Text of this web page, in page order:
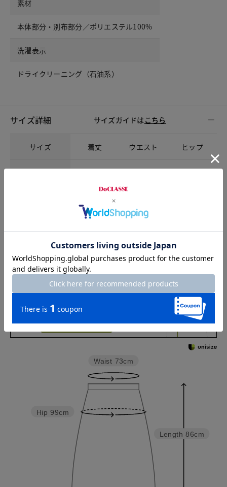
素材
本体部分・別布部分／ポリエステル100%
洗濯表示
ドライクリーニング（石油系）
サイズ詳細 サイズガイドは こちら
サイズ 着丈 ウエスト ヒップ
チャット相談をする 店頭在庫を見る
Try this item on
Length 86cm
Hip 99cm
Waist 73cm